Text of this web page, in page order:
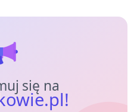
się na